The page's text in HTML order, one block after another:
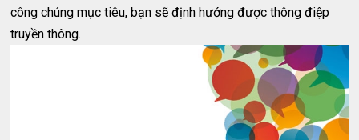
công chúng mục tiêu, bạn sẽ định hướng được thông điệp
truyền thông.